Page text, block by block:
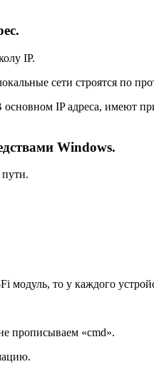
IP.
сети строятся по
IP адреса, имеют
Windows.
то у каждого
прописываем «cmd».